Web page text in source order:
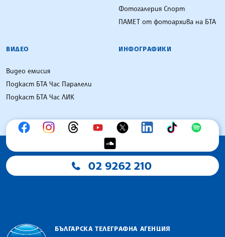
Фотогалерия Спорт
ПАМЕТ от фотоархива на БТА
ВИДЕО
Видео емисия
Подкаст БТА Час Паралели
Подкаст БТА Час ЛИК
ИНФОГРАФИКИ
02 9262 210
БЪЛГАРСКА ТЕЛЕГРАФНА АГЕНЦИЯ